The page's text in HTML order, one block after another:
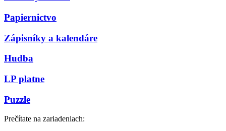
Papiernictvo
Zápisníky a kalendáre
Hudba
LP platne
Puzzle
Prečítate na zariadeniach: